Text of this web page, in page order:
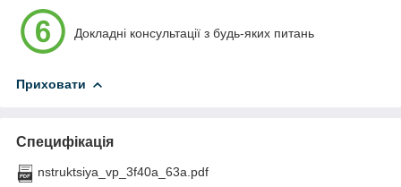
Докладні консультації з будь-яких питань
Приховати
Специфікація
nstruktsiya_vp_3f40a_63a.pdf